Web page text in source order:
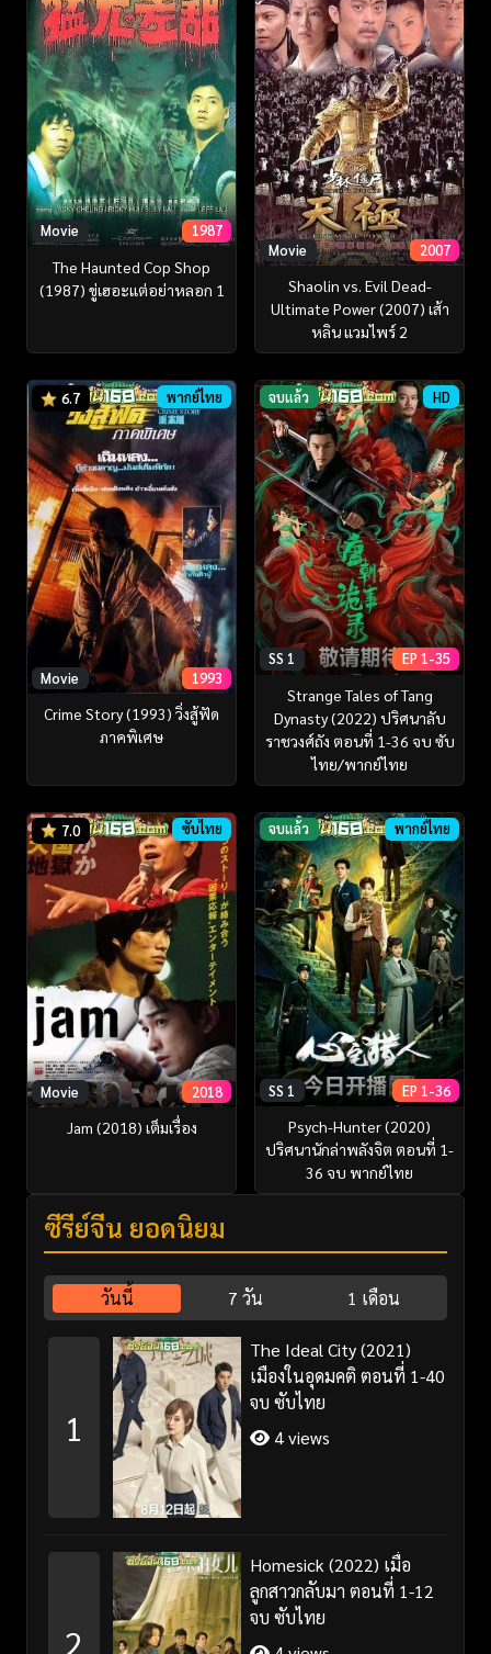
Movie 1987
The Haunted Cop Shop
(1987) ขู่เฮอะแต่อย่าหลอก 1
Movie 2007
Shaolin vs. Evil Dead-
Ultimate Power (2007) เส้า
หลิน แวมไพร์ 2
6.7 พากย์ไทย
Movie 1993
Crime Story (1993) วิ่งสู้ฟัด
ภาคพิเศษ
จบแล้ว HD
SS 1 EP 1-35
Strange Tales of Tang
Dynasty (2022) ปริศนาลับ
ราชวงศ์ถัง ตอนที่ 1-36 จบ ซับ
ไทย/พากย์ไทย
7.0 ซับไทย
Movie 2018
Jam (2018) เต็มเรื่อง
จบแล้ว พากย์ไทย
SS 1 EP 1-36
Psych-Hunter (2020)
ปริศนานักล่าพลังจิต ตอนที่ 1-
36 จบ พากย์ไทย
ซีรี่ย์จีน ยอดนิยม
วันนี้ 7 วัน 1 เดือน
1
The Ideal City (2021)
เมืองในอุดมคติ ตอนที่ 1-40
จบ ซับไทย
4 views
2
Homesick (2022) เมื่อ
ลูกสาวกลับมา ตอนที่ 1-12
จบ ซับไทย